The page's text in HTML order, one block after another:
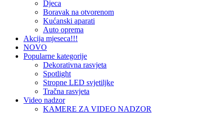
Djeca
Boravak na otvorenom
Kućanski aparati
Auto oprema
Akcija mjeseca!!!
NOVO
Popularne kategorije
Dekorativna rasvjeta
Spotlight
Stropne LED svjetiljke
Tračna rasvjeta
Video nadzor
KAMERE ZA VIDEO NADZOR